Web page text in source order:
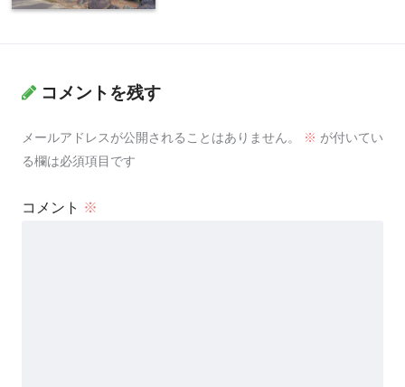
コメントを残す
メールアドレスが公開されることはありません。 ※ が付いてい
る欄は必須項目です
コメント ※